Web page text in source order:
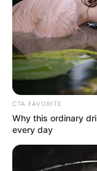
den
Einstiegsturm
können auch
Höhenweg
Die
Harzsagenhalle
CTA FAVORITE
Why this ordinary
every day